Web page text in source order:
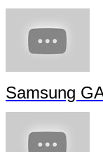
Samsung